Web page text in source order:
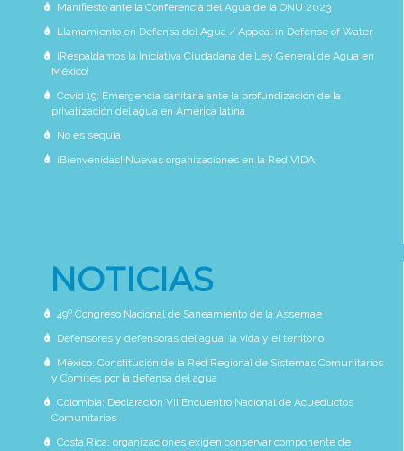
Manifiesto ante la Conferencia del Agua de la ONU 2023
Llamamiento en Defensa del Agua / Appeal in Defense of Water
¡Respaldamos la Iniciativa Ciudadana de Ley General de Agua en
México!
Covid 19: Emergencia sanitaria ante la profundización de la
privatización del agua en América latina
No es sequía
¡Bienvenidas! Nuevas organizaciones en la Red VIDA
NOTICIAS
49º Congreso Nacional de Saneamiento de la Assemae
Defensores y defensoras del agua, la vida y el territorio
México: Constitución de la Red Regional de Sistemas Comunitarios
y Comités por la defensa del agua
Colombia: Declaración VII Encuentro Nacional de Acueductos
Comunitarios
Costa Rica: organizaciones exigen conservar componente de